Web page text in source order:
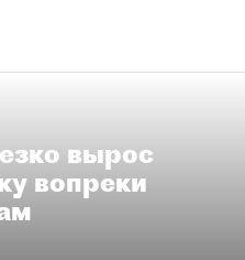
вырос
вопреки